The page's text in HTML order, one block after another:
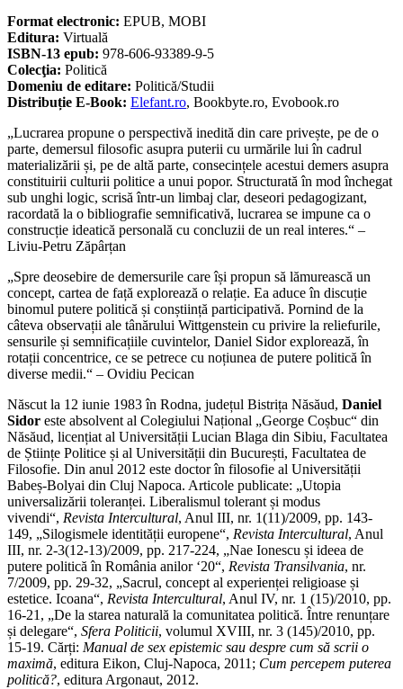
Format electronic: EPUB, MOBI
Editura: Virtuală
ISBN-13 epub: 978-606-93389-9-5
Colecţia: Politică
Domeniu de editare: Politică/Studii
Distribuție E-Book: Elefant.ro, Bookbyte.ro, Evobook.ro
„Lucrarea propune o perspectivă inedită din care privește, pe de o
parte, demersul filosofic asupra puterii cu urmările lui în cadrul
materializării și, pe de altă parte, consecințele acestui demers asupra
constituirii culturii politice a unui popor. Structurată în mod închegat
sub unghi logic, scrisă într-un limbaj clar, deseori pedagogizant,
racordată la o bibliografie semnificativă, lucrarea se impune ca o
construcție ideatică personală cu concluzii de un real interes.“ –
Liviu-Petru Zăpârțan
„Spre deosebire de demersurile care își propun să lămurească un
concept, cartea de față explorează o relație. Ea aduce în discuție
binomul putere politică și conștiință participativă. Pornind de la
câteva observații ale tânărului Wittgenstein cu privire la reliefurile,
sensurile și semnificațiile cuvintelor, Daniel Sidor explorează, în
rotații concentrice, ce se petrece cu noțiunea de putere politică în
diverse medii.“ – Ovidiu Pecican
Născut la 12 iunie 1983 în Rodna, județul Bistrița Năsăud, Daniel
Sidor este absolvent al Colegiului Național „George Coșbuc“ din
Năsăud, licențiat al Universității Lucian Blaga din Sibiu, Facultatea
de Științe Politice și al Universității din București, Facultatea de
Filosofie. Din anul 2012 este doctor în filosofie al Universității
Babeș-Bolyai din Cluj Napoca. Articole publicate: „Utopia
universalizării toleranței. Liberalismul tolerant și modus
vivendi“, Revista Intercultural, Anul III, nr. 1(11)/2009, pp. 143-
149, „Silogismele identității europene“, Revista Intercultural, Anul
III, nr. 2-3(12-13)/2009, pp. 217-224, „Nae Ionescu și ideea de
putere politică în România anilor ‘20“, Revista Transilvania, nr.
7/2009, pp. 29-32, „Sacrul, concept al experienței religioase și
estetice. Icoana“, Revista Intercultural, Anul IV, nr. 1 (15)/2010, pp.
16-21, „De la starea naturală la comunitatea politică. Între renunțare
și delegare“, Sfera Politicii, volumul XVIII, nr. 3 (145)/2010, pp.
15-19. Cărți: Manual de sex epistemic sau despre cum să scrii o
maximă, editura Eikon, Cluj-Napoca, 2011; Cum percepem puterea
politică?, editura Argonaut, 2012.